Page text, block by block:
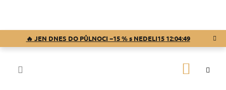
🔥 JEN DNES DO PŮLNOCI −15 % s NEDELI15 12:04:48